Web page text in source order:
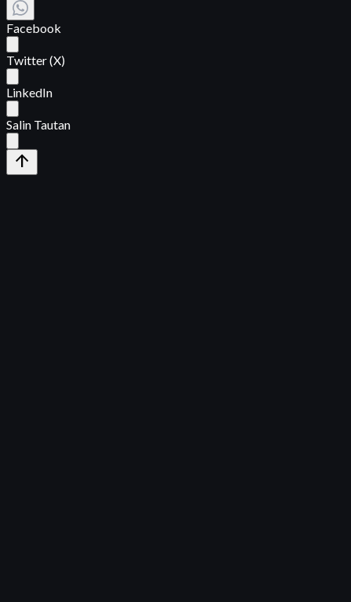
Facebook
Twitter (X)
LinkedIn
Salin Tautan
arrow_upward